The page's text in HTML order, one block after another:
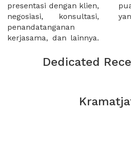
presentasi dengan klien,
negosiasi, konsultasi,
penandatanganan
kerjasama, dan lainnya.
puas dengan meeting
Dedicated